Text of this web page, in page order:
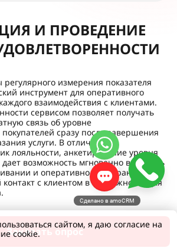
И ПРОВЕДЕНИЕ
измерения показателя
инструмент для оперативного
взаимодействия с клиентами.
сервисом позволяет получать
связь об уровне
сразу после завершения
услуги. В отличие от
лояльности, анкетирование уровня
дает возможность мгновенно выявлять
и оперативно их устранять,
с клиентом в возможность для
Заказать опрос
сайтом, я даю согласие на
cookie.
Сделано в amoCRM